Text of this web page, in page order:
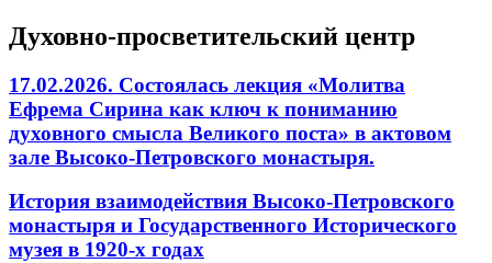
Духовно-просветительский центр
17.02.2026. Состоялась лекция «Молитва
Ефрема Сирина как ключ к пониманию
духовного смысла Великого поста» в актовом
зале Высоко-Петровского монастыря.
История взаимодействия Высоко-Петровского
монастыря и Государственного Исторического
музея в 1920-х годах